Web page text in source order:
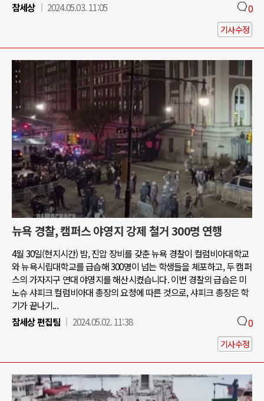
참세상
2024.05.03. 11:05 0
기사수정
뉴욕 경찰, 캠퍼스 야영지 강제 철거 300명 연행
4월 30일(현지시간) 밤, 진압 장비를 갖춘 뉴욕 경찰이 컬럼비아대학교
와 뉴욕시립대학교를 급습해 300명이 넘는 학생들을 체포하고, 두 캠퍼
스의 가자지구 연대 야영지를 해산시켰습니다. 이번 경찰의 급습은 미
노슈 샤피크 컬럼비아대 총장의 요청에 따른 것으로, 샤피크 총장은 학
기가 끝나기...
참세상 편집팀
2024.05.02. 11:38 0
기사수정